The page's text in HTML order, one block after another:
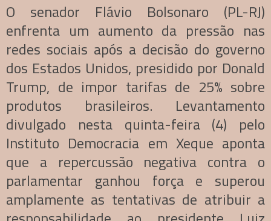
O senador Flávio Bolsonaro (PL-RJ)
enfrenta um aumento da pressão nas
redes sociais após a decisão do governo
dos Estados Unidos, presidido por Donald
Trump, de impor tarifas de 25% sobre
produtos brasileiros. Levantamento
divulgado nesta quinta-feira (4) pelo
Instituto Democracia em Xeque aponta
que a repercussão negativa contra o
parlamentar ganhou força e superou
amplamente as tentativas de atribuir a